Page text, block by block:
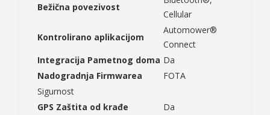
Bežična povezivost
Cellular
Kontrolirano aplikacijom
Automower®
Connect
Integracija Pametnog doma Da
Nadogradnja Firmwarea
FOTA
Sigurnost
GPS Zaštita od krađe
Da